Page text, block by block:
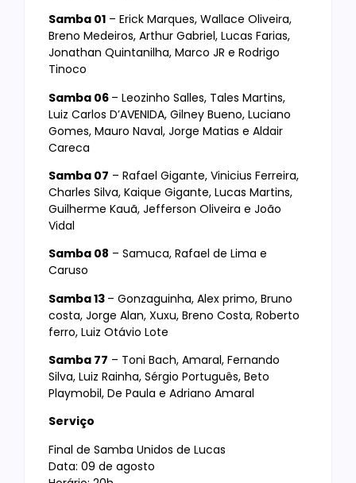
Samba 01 – Erick Marques, Wallace Oliveira,
Breno Medeiros, Arthur Gabriel, Lucas Farias,
Jonathan Quintanilha, Marco JR e Rodrigo
Tinoco
Samba 06 – Leozinho Salles, Tales Martins,
Luiz Carlos D’AVENIDA, Gilney Bueno, Luciano
Gomes, Mauro Naval, Jorge Matias e Aldair
Careca
Samba 07 – Rafael Gigante, Vinicius Ferreira,
Charles Silva, Kaique Gigante, Lucas Martins,
Guilherme Kauã, Jefferson Oliveira e João
Vidal
Samba 08 – Samuca, Rafael de Lima e
Caruso
Samba 13 – Gonzaguinha, Alex primo, Bruno
costa, Jorge Alan, Xuxu, Breno Costa, Roberto
ferro, Luiz Otávio Lote
Samba 77 – Toni Bach, Amaral, Fernando
Silva, Luiz Rainha, Sérgio Português, Beto
Playmobil, De Paula e Adriano Amaral
Serviço
Final de Samba Unidos de Lucas
Data: 09 de agosto